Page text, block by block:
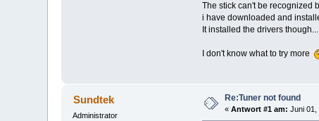
The stick can't be recognized
i have downloaded and
It installed the drivers though...
I don't know what to try more
Sundtek
Administrator
Re:Tuner not found
«Antwort #1 am: Juni 01,